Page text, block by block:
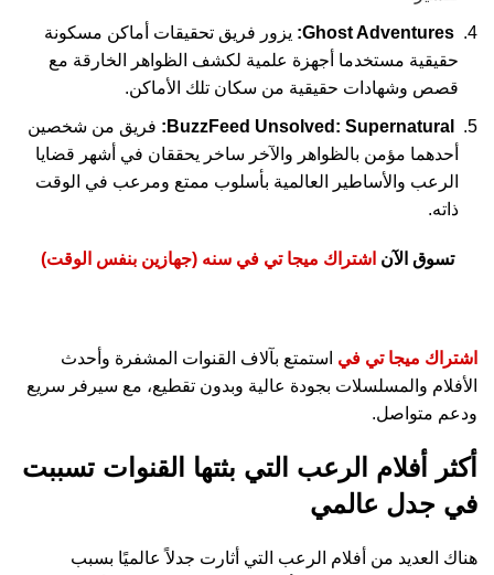
يزور فريق تحقيقات أماكن مسكونة
حقيقية مستخدما أجهزة علمية لكشف الظواهر الخارقة مع
قصص وشهادات حقيقية من سكان تلك الأماكن.
فريق من شخصين
أحدهما مؤمن بالظواهر والآخر ساخر يحققان في أشهر قضايا
الرعب والأساطير العالمية بأسلوب ممتع ومرعب في الوقت
ذاته.
تسوق الآن اشتراك ميجا تي في سنه (جهازين بنفس الوقت)
اشتراك ميجا تي في استمتع بآلاف القنوات المشفرة وأحدث
الأفلام والمسلسلات بجودة عالية وبدون تقطيع، مع سيرفر سريع
ودعم متواصل.
أكثر أفلام الرعب التي بثتها القنوات تسببت
في جدل عالمي
هناك العديد من أفلام الرعب التي أثارت جدلاً عالميًا بسبب